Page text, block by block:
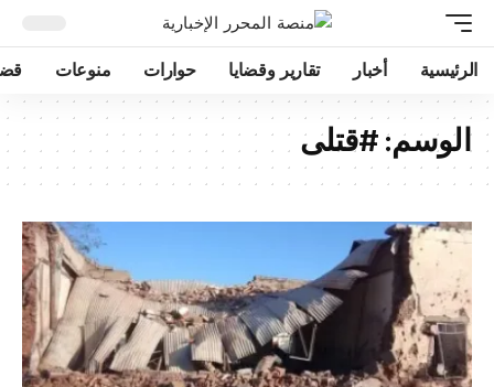
الرئيسية أخبار تقارير وقضايا حوارات منوعات
الوسم: #قتلى